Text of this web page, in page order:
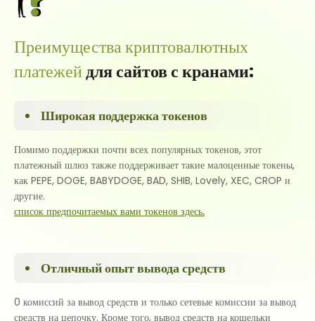
Преимущества криптовалютных
платежейдля сайтов с кранами:
Широкая поддержка токенов
Помимо поддержки почти всех популярных токенов, этот
платежный шлюз также поддерживает такие малоценные токены,
как PEPE, DOGE, BABYDOGE, BAD, SHIB, Lovely, XEC, CROP и
другие.
список предпочитаемых вами токенов здесь.
Отличный опыт вывода средств
0 комиссий за вывод средств и только сетевые комиссии за вывод
средств на цепочку. Кроме того, вывод средств на кошельки